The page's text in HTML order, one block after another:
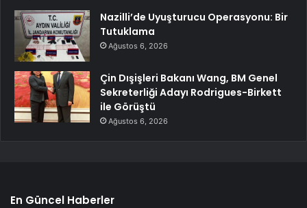
Nazilli’de Uyuşturucu Operasyonu: Bir
Tutuklama
Ağustos 6, 2026
Çin Dışişleri Bakanı Wang, BM Genel
Sekreterliği Adayı Rodrigues-Birkett
ile Görüştü
Ağustos 6, 2026
En Güncel Haberler